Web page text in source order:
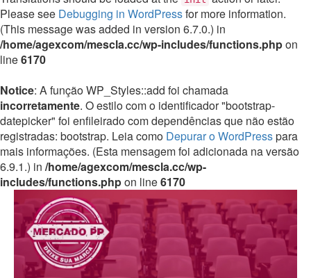
Please see Debugging in WordPressfor more information.
(This message was added in version 6.7.0.) in
/home/agexcom/mescla.cc/wp-includes/functions.phpon
line6170
Notice: A função WP_Styles::add foi chamada
incorretamente. O estilo com o identificador "bootstrap-
datepicker" foi enfileirado com dependências que não estão
registradas: bootstrap. Leia como Depurar o WordPresspara
mais informações. (Esta mensagem foi adicionada na versão
6.9.1.) in /home/agexcom/mescla.cc/wp-
includes/functions.phpon line6170